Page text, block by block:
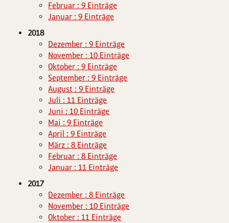
Februar : 9 Einträge
Januar : 9 Einträge
2018
Dezember : 9 Einträge
November : 10 Einträge
Oktober : 9 Einträge
September : 9 Einträge
August : 9 Einträge
Juli : 11 Einträge
Juni : 10 Einträge
Mai : 9 Einträge
April : 9 Einträge
März : 8 Einträge
Februar : 8 Einträge
Januar : 11 Einträge
2017
Dezember : 8 Einträge
November : 10 Einträge
Oktober : 11 Einträge